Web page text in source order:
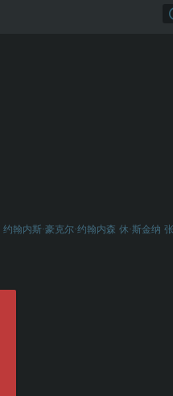
约翰内斯·豪克尔·约翰内森 休·斯金纳